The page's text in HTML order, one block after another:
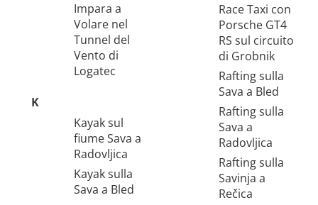
Impara a
Volare nel
Tunnel del
Vento di
Logatec
K
Kayak sul
fiume Sava a
Radovljica
Kayak sulla
Sava a Bled
Race Taxi con
Porsche GT4
RS sul circuito
di Grobnik
Rafting sulla
Sava a Bled
Rafting sulla
Sava a
Radovljica
Rafting sulla
Savinja a
Rečica